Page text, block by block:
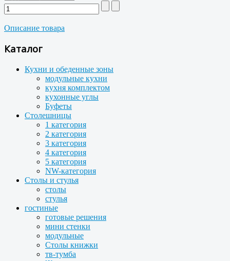
Описание товара
Каталог
Кухни и обеденные зоны
модульные кухни
кухня комплектом
кухонные углы
Буфеты
Столешницы
1 категория
2 категория
3 категория
4 категория
5 категория
NW-категория
Столы и стулья
столы
стулья
гостиные
готовые решения
мини стенки
модульные
Столы книжки
тв-тумба